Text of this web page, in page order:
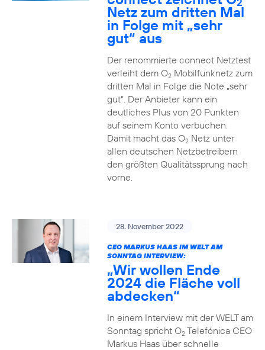
Netz zum dritten Mal
in Folge mit „sehr
gut“ aus
Der renommierte connect Netztest
verleiht dem O2Mobilfunknetz zum
dritten Mal in Folge die Note „sehr
gut“. Der Anbieter kann ein
deutliches Plus von 20 Punkten
auf seinem Konto verbuchen.
Damit macht das O2Netz unter
allen deutschen Netzbetreibern
den größten Qualitätssprung nach
vorne.
28. November 2022
CEO MARKUS HAAS IM WELT AM
SONNTAG INTERVIEW:
„Wir wollen Ende
2024 die Fläche voll
abdecken“
In einem Interview mit der WELT am
Sonntag spricht O2Telefónica CEO
Markus Haas über schnelle